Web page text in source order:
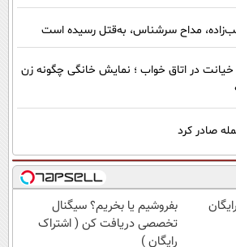
مداح سرشناس، به‌قتل رسیده است
خیانت در اتاق خواب ؛ نمایش خانگی چگونه زن
صادر کرد
بفروشیم یا بخریم؟ سیگنال
تخصصی دریافت کن ( اشتراک
رایگان )